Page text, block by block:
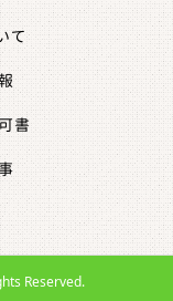
て
書
Reserved.